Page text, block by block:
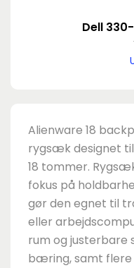
Dell
Alienware 18
rygsæk designet
18 tommer.
fokus på
gør den egnet til
eller
rum og
bæring, samt